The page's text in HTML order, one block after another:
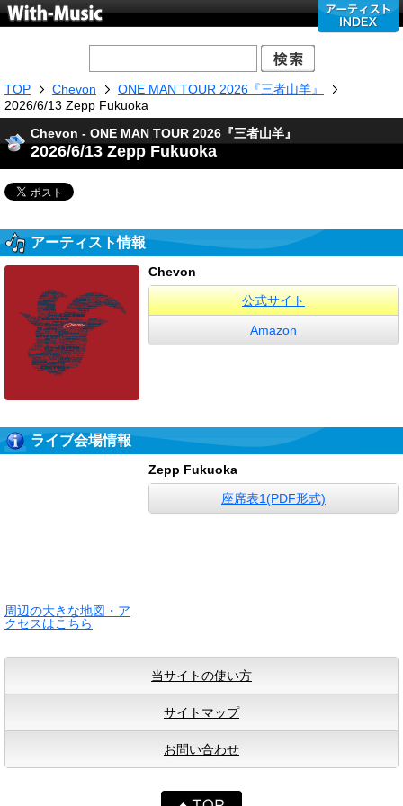
TOP Chevon
ONE MAN TOUR 2026『三者山羊』
2026/6/13 Zepp Fukuoka
Chevon - ONE MAN TOUR 2026『三者山羊』
2026/6/13 Zepp Fukuoka
アーティスト情報
Chevon
公式サイト
Amazon
ライブ会場情報
周辺の大きな地図・ア
クセスはこちら
Zepp Fukuoka
座席表1(PDF形式)
当サイトの使い方
サイトマップ
お問い合わせ